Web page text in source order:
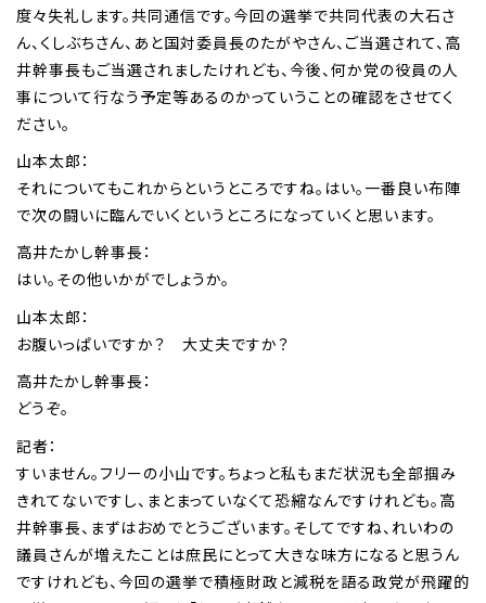
度々失礼します。共同通信です。今回の選挙で共同代表の大石さ
ん、くしぶちさん、あと国対委員長のたがやさん、ご当選されて、高
井幹事長もご当選されましたけれども、今後、何か党の役員の人
事について行なう予定等あるのかっていうことの確認をさせてく
ださい。
山本太郎：
それについてもこれからというところですね。はい。一番良い布陣
で次の闘いに臨んでいくというところになっていくと思います。
高井たかし幹事長：
はい。その他いかがでしょうか。
山本太郎：
お腹いっぱいですか？ 大丈夫ですか？
高井たかし幹事長：
どうぞ。
記者：
すいません。フリーの小山です。ちょっと私もまだ状況も全部掴み
きれてないですし、まとまっていなくて恐縮なんですけれども。高
井幹事長、まずはおめでとうございます。そしてですね、れいわの
議員さんが増えたことは庶民にとって大きな味方になると思うん
ですけれども、今回の選挙で積極財政と減税を語る政党が飛躍的